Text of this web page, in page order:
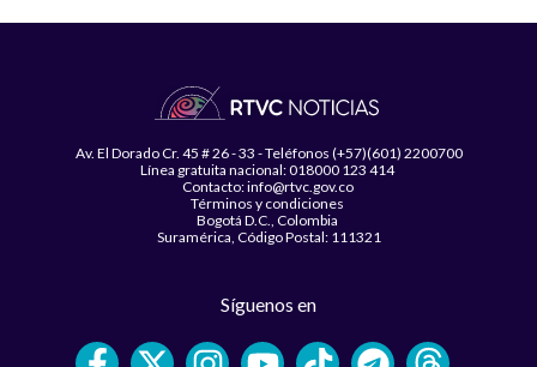
Av. El Dorado Cr. 45 # 26 - 33 - Teléfonos (+57)(601) 2200700
Línea gratuita nacional: 018000 123 414
Contacto: info@rtvc.gov.co
Términos y condiciones
Bogotá D.C., Colombia
Suramérica, Código Postal: 111321
Síguenos en